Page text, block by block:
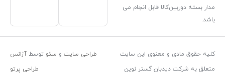
قابل انجام می
این سایت
گستر نوین
طراحی سایتو توسطآژانس